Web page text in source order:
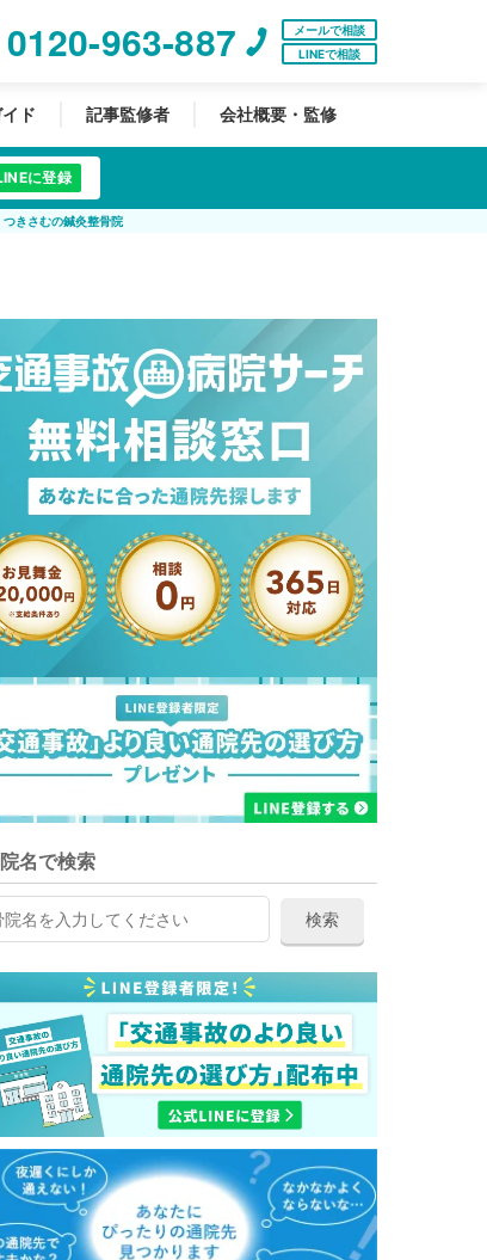
0120-963-887
メールで相談
LINEで相談
ド 記事監修者 会社概要・監修
に登録
つきさむの鍼灸整骨院
名で検索